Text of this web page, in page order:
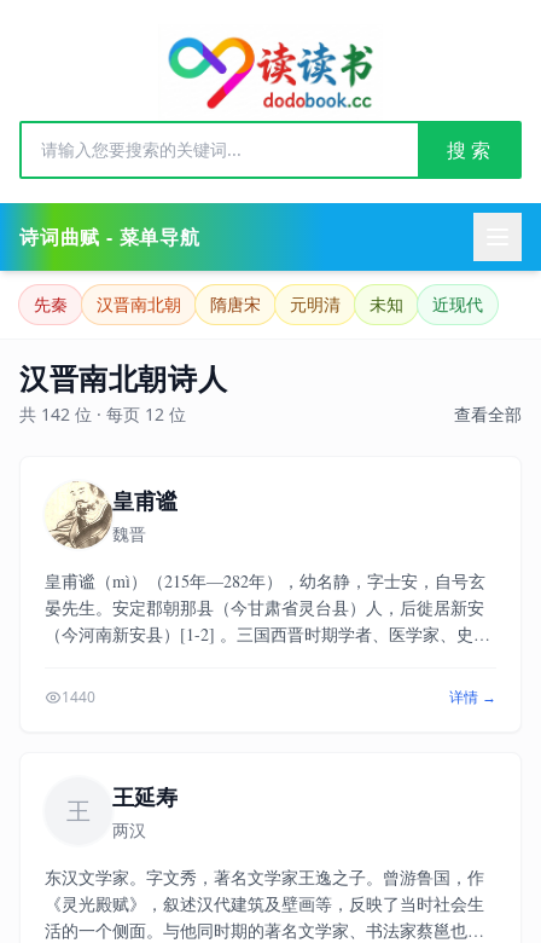
搜 索
诗词曲赋 - 菜单导航
先秦 汉晋南北朝 隋唐宋 元明清 未知 近现代
汉晋南北朝诗人
共 142 位 · 每页 12 位 查看全部
皇甫谧
魏晋
皇甫谧（mì）（215年—282年），幼名静，字士安，自号玄
晏先生。安定郡朝那县（今甘肃省灵台县）人，后徙居新安
（今河南新安县）[1-2] 。三国西晋时期学者、医学家、史学
疾，犹手不释卷。晋武帝时累征不就，自表借书，武帝赐书
医学史和文学史上都负有盛名。在针灸学史上，占有很高的
学术地位，并被誉为“针灸鼻祖”。挚虞、张轨等都为其门
1440 详情 →
王 王延寿
两汉
东汉文学家。字文秀，著名文学家王逸之子。曾游鲁国，作
《灵光殿赋》，叙述汉代建筑及壁画等，反映了当时社会生
活的一个侧面。与他同时期的著名文学家、书法家蔡邕也写